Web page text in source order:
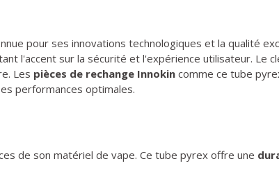
pour ses innovations technologiques et la qualité
l'accent sur la sécurité et l'expérience utilisateur. Le
Les pièces de rechange Innokin comme ce tube
performances optimales.
de son matériel de vape. Ce tube pyrex offre une